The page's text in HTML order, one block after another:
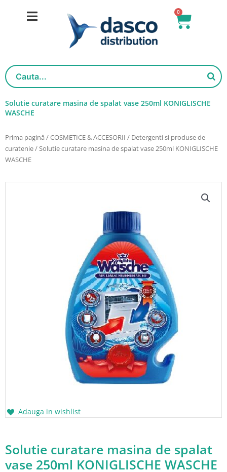
0
Cart
Solutie curatare masina de spalat vase 250ml KONIGLISCHE
WASCHE
Prima pagină /COSMETICE & ACCESORII / Detergenti si produse de
curatenie/ Solutie curatare masina de spalat vase 250ml KONIGLISCHE
WASCHE
Adauga in wishlist
Solutie curatare masina de spalat
vase 250ml KONIGLISCHE WASCHE